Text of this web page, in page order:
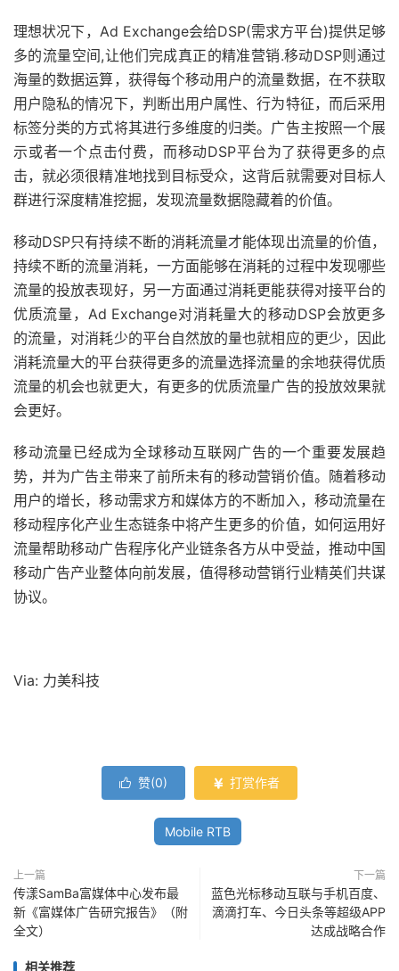
理想状况下，Ad Exchange会给DSP(需求方平台)提供足够
多的流量空间,让他们完成真正的精准营销.移动DSP则通过
海量的数据运算，获得每个移动用户的流量数据，在不获取
用户隐私的情况下，判断出用户属性、行为特征，而后采用
标签分类的方式将其进行多维度的归类。广告主按照一个展
示或者一个点击付费，而移动DSP平台为了获得更多的点
击，就必须很精准地找到目标受众，这背后就需要对目标人
群进行深度精准挖掘，发现流量数据隐藏着的价值。
移动DSP只有持续不断的消耗流量才能体现出流量的价值，
持续不断的流量消耗，一方面能够在消耗的过程中发现哪些
流量的投放表现好，另一方面通过消耗更能获得对接平台的
优质流量，Ad Exchange对消耗量大的移动DSP会放更多
的流量，对消耗少的平台自然放的量也就相应的更少，因此
消耗流量大的平台获得更多的流量选择流量的余地获得优质
流量的机会也就更大，有更多的优质流量广告的投放效果就
会更好。
移动流量已经成为全球移动互联网广告的一个重要发展趋
势，并为广告主带来了前所未有的移动营销价值。随着移动
用户的增长，移动需求方和媒体方的不断加入，移动流量在
移动程序化产业生态链条中将产生更多的价值，如何运用好
流量帮助移动广告程序化产业链条各方从中受益，推动中国
移动广告产业整体向前发展，值得移动营销行业精英们共谋
协议。
Via: 力美科技
 赞(0)  打赏作者
Mobile RTB
上一篇
传漾SamBa富媒体中心发布最
新《富媒体广告研究报告》（附
全文）
下一篇
蓝色光标移动互联与手机百度、
滴滴打车、今日头条等超级APP
达成战略合作
相关推荐